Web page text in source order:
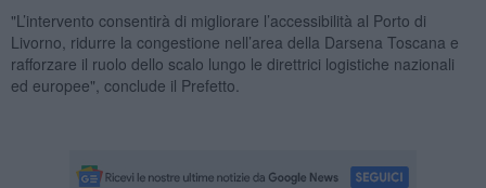
"L’intervento consentirà di migliorare l’accessibilità al Porto di
Livorno, ridurre la congestione nell’area della Darsena Toscana e
rafforzare il ruolo dello scalo lungo le direttrici logistiche nazionali
ed europee", conclude il Prefetto.